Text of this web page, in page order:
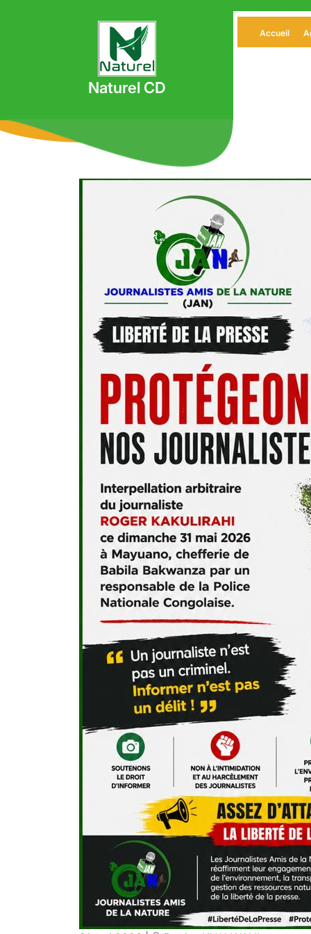
Naturel CD
Accueil